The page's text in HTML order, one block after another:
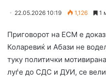
22.05.2026 10:19 1,126 1
Приговорот на ЕСМ е
Коларевиќ и Абази не
туку политички
луѓе до СДС и ДУИ, се